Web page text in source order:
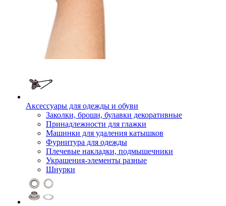
Аксессуары для одежды и обуви
Заколки, броши, булавки декоративные
Принадлежности для глажки
Машинки для удаления катышков
Фурнитура для одежды
Плечевые накладки, подмышечники
Украшения-элементы разные
Шнурки